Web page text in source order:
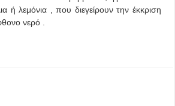
ή λεμόνια , που διεγείρουν την έκκριση
νερό .